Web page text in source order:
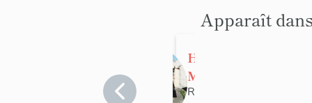
Apparaît
Halles de la
Martinière
Rhône